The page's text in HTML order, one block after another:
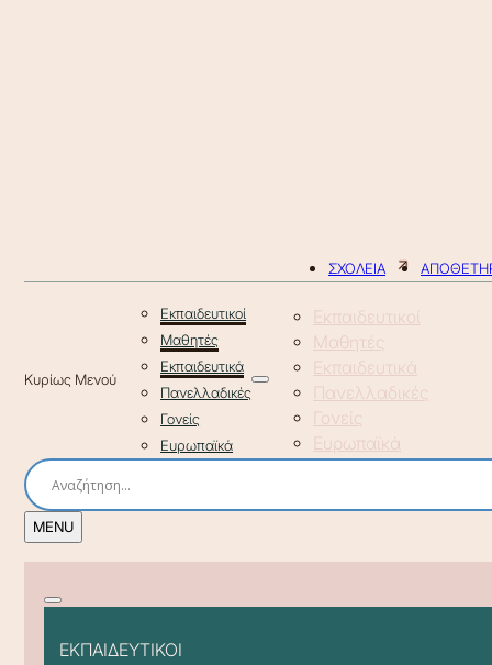
ΣΧΟΛΕΙΑ
Εκπαιδευτικοί
Μαθητές
Εκπαιδευτικά
Πανελλαδικές
Γονείς
Ευρωπαϊκά
Εκπαιδευτικοί
Μαθητές
Εκπαιδευτικά
Πανελλαδικές
Γονείς
Ευρωπαϊκά
ΕΚΠΑΙΔΕΥΤΙΚΟΙ